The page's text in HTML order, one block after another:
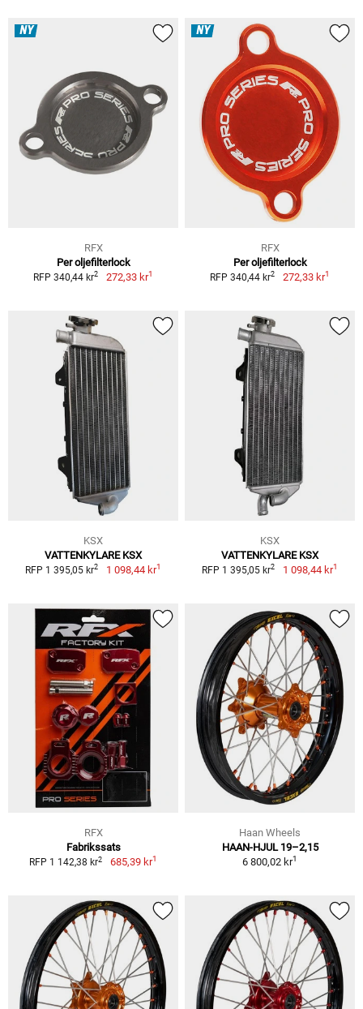
NY
RFX
Per oljefilterlock
RFP 340,44 kr2 272,33 kr1
NY
RFX
Per oljefilterlock
RFP 340,44 kr2 272,33 kr1
KSX
VATTENKYLARE KSX
RFP 1 395,05 kr2 1 098,44 kr1
KSX
VATTENKYLARE KSX
RFP 1 395,05 kr2 1 098,44 kr1
RFX
Fabrikssats
RFP 1 142,38 kr2 685,39 kr1
Haan Wheels
HAAN-HJUL 19–2,15
6 800,02 kr1